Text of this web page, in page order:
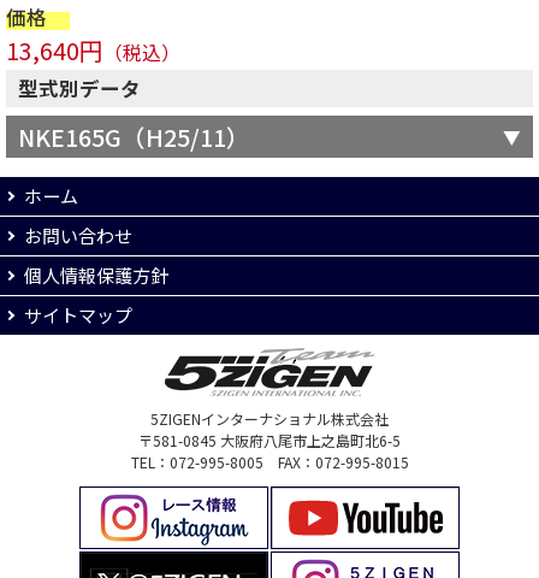
価格
13,640円 （税込）
型式別データ
NKE165G（H25/11）
ホーム
お問い合わせ
個人情報保護方針
サイトマップ
5ZIGENインターナショナル株式会社
〒581-0845 大阪府八尾市上之島町北6-5
TEL：072-995-8005 FAX：072-995-8015